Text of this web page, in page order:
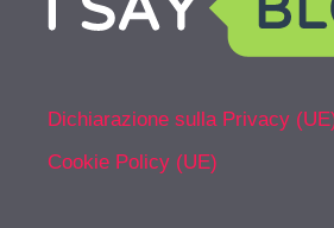
Dichiarazione sulla Privacy
Cookie Policy (UE)